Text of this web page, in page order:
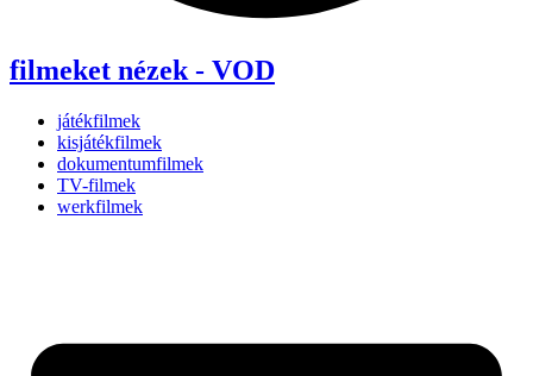
filmeket nézek - VOD
játékfilmek
kisjátékfilmek
dokumentumfilmek
TV-filmek
werkfilmek